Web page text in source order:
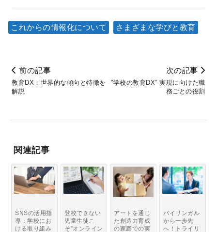
これからの情報化について さまざまな学びと教育
前の記事
教育DX：世界的な傾向と特徴を
解説
次の記事
”学校の教育DX” 実現に向けた職
務ごとの役割
関連記事
SNSの活用指
導：学校にお
ける取り組み
登校できない
児童生徒こ
そ”オンライン
アートを通じ
た創造力育成
の家庭での実
バイリンガル
から一歩先
へ！トライリ